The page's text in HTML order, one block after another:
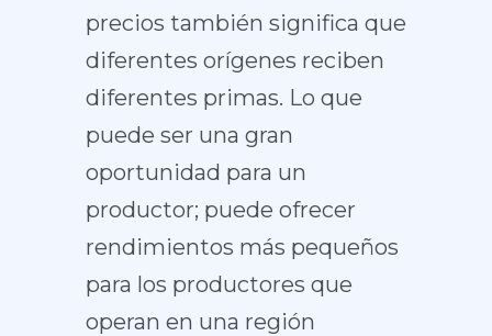
precios también significa que
diferentes orígenes reciben
diferentes primas. Lo que
puede ser una gran
oportunidad para un
productor; puede ofrecer
rendimientos más pequeños
para los productores que
operan en una región